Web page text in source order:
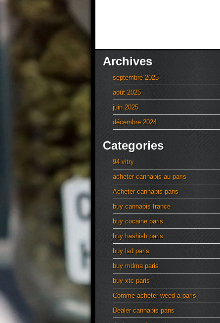
Archives
septembre 2025
août 2025
juin 2025
décembre 2024
Categories
94 vitry
acheter cannabis au paris
Acheter cannabis paris
buy cannabis france
buy cocaine paris
buy hashish paris
buy lsd paris
buy mdma paris
buy xtc paris
Comme acheter weed a paris
Dealer cannabis paris